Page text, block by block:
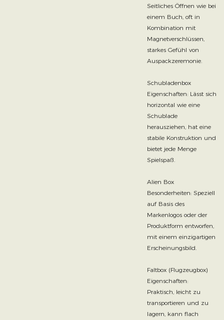
Seitliches Öffnen wie bei
einem Buch, oft in
Kombination mit
Magnetverschlüssen,
starkes Gefühl von
Auspackzeremonie.
Schubladenbox
Eigenschaften: Lässt sich
horizontal wie eine
Schublade
herausziehen, hat eine
stabile Konstruktion und
bietet jede Menge
Spielspaß.
Alien Box
Besonderheiten: Speziell
auf Basis des
Markenlogos oder der
Produktform entworfen,
mit einem einzigartigen
Erscheinungsbild.
Faltbox (Flugzeugbox)
Eigenschaften:
Praktisch, leicht zu
transportieren und zu
lagern, kann flach